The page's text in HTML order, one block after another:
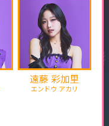
遠藤 彩加里
エンドウ アカリ